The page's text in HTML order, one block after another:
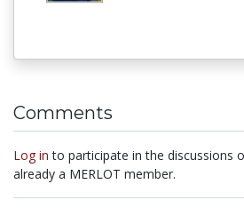
Comments
Log in to participate in the discussions
already a MERLOT member.